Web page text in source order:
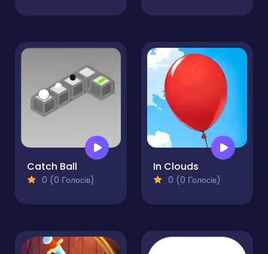
Catch Ball
0 (0 Голосів)
In Clouds
0 (0 Голосів)